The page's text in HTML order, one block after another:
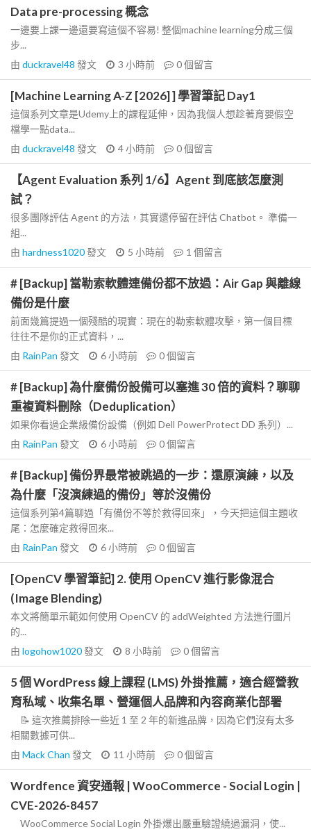
Data pre-processing 概念
一邊要上課一邊還要寫這個不容易! 整個machine learning分成三個
步...
由 duckravel48 發文 3 小時前 0個留言
[Machine Learning A-Z [2026] ] 學習筆記 Day1
這個系列文章是Udemy上的課程延伸，因為我個人想趁著育嬰假空
檔學一點data...
由 duckravel48 發文 4 小時前 0個留言
【Agent Evaluation 系列 1/6】Agent 到底該怎麼測
試？
很多團隊評估 Agent 的方法，其實還停留在評估 Chatbot。 準備一
組...
由 hardness1020發文 5 小時前 1 個留言
# [Backup] 當勒索軟體連備份都不放過：Air Gap 與離線
備份是什麼
前面幾篇提過一個殘酷的現實：現在的勒索軟體攻擊，第一個目標
往往不是你的正式資料，...
由 RainPan 發文 6 小時前 0個留言
# [Backup] 為什麼備份設備可以塞進 30 倍的資料？聊聊
重複資料刪除（Deduplication）
如果你看過企業級備份設備（例如 Dell PowerProtect DD 系列）...
由 RainPan 發文 6 小時前 0個留言
# [Backup] 備份界最常被跳過的一步：還原演練，以及
為什麼「沒演練過的備份」等於沒備份
這個系列第4篇聊過「有備份不等於救得回來」，今天把這個主題收
尾：怎麼確定救得回來...
由 RainPan 發文 6 小時前 0個留言
[OpenCV 學習筆記] 2. 使用 OpenCV 進行影像混合
(Image Blending)
本文將簡單示範如何使用 OpenCV 的 addWeighted 方法進行圖片
的...
由 logohow1020發文 8 小時前 0個留言
5 個 WordPress 線上課程 (LMS) 外掛推薦，適合經營教
育私域、收集名單、營運個人品牌和內容商業化部署
📝 這次推薦排除一些近 1 至 2 年的新進品牌，因為它們沒有太多
相關數據可供...
由 Mack Chan 發文 11 小時前 0個留言
Wordfence 資安通報 | WooCommerce - Social Login |
CVE-2026-8457
WooCommerce Social Login 外掛爆出嚴重驗證繞過漏洞，使...